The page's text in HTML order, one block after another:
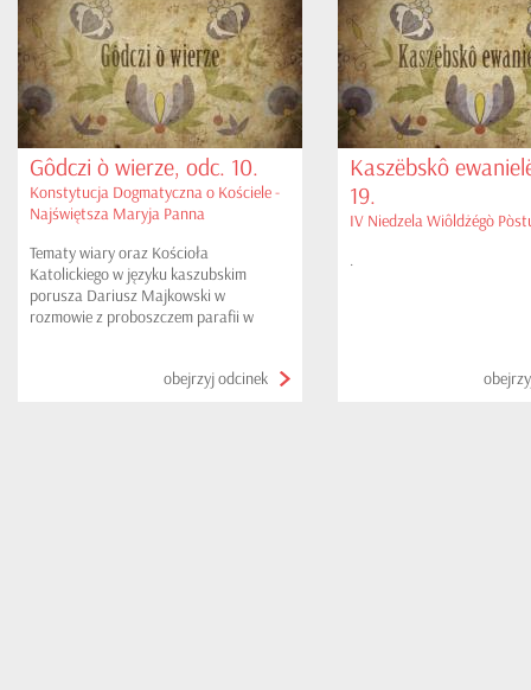
Gôdczi ò wierze, odc. 10.
Konstytucja Dogmatyczna o Kościele -
Najświętsza Maryja Panna
Tematy wiary oraz Kościoła
Katolickiego w języku kaszubskim
porusza Dariusz Majkowski w
rozmowie z proboszczem parafii w
obejrzyj odcinek
Kaszëbskô
19.
IV Niedzela Wiôldżégò
.